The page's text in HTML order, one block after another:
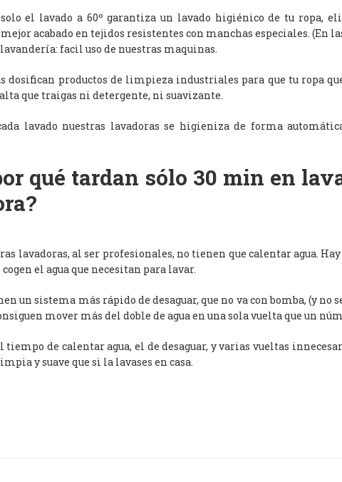
el lavado a 60º garantiza un lavado higiénico de tu ropa,
acabado en tejidos resistentes con manchas especiales. (En
facil uso de nuestras maquinas.
dosifican productos de limpieza industriales para que tu ropa
que traigas ni detergente, ni suavizante.
lavado nuestras lavadoras se higieniza de forma
qué tardan sólo 30 min en
lavadoras, al ser profesionales, no tienen que calentar agua.
el agua que necesitan para lavar.
un sistema más rápido de desaguar, que no va con bomba, (y no
mover más del doble de agua en una sola vuelta que un
tiempo de calentar agua, el de desaguar, y varias vueltas
y suave que si la lavases en casa.